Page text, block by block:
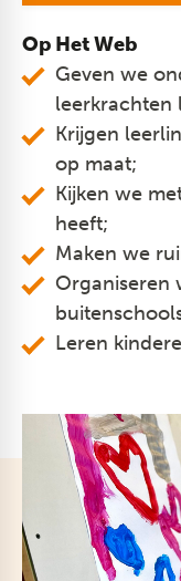
Op Het Web
Geven we
leerkrachten
Krijgen
op maat;
Kijken we
heeft;
Maken we
Organiseren
Leren